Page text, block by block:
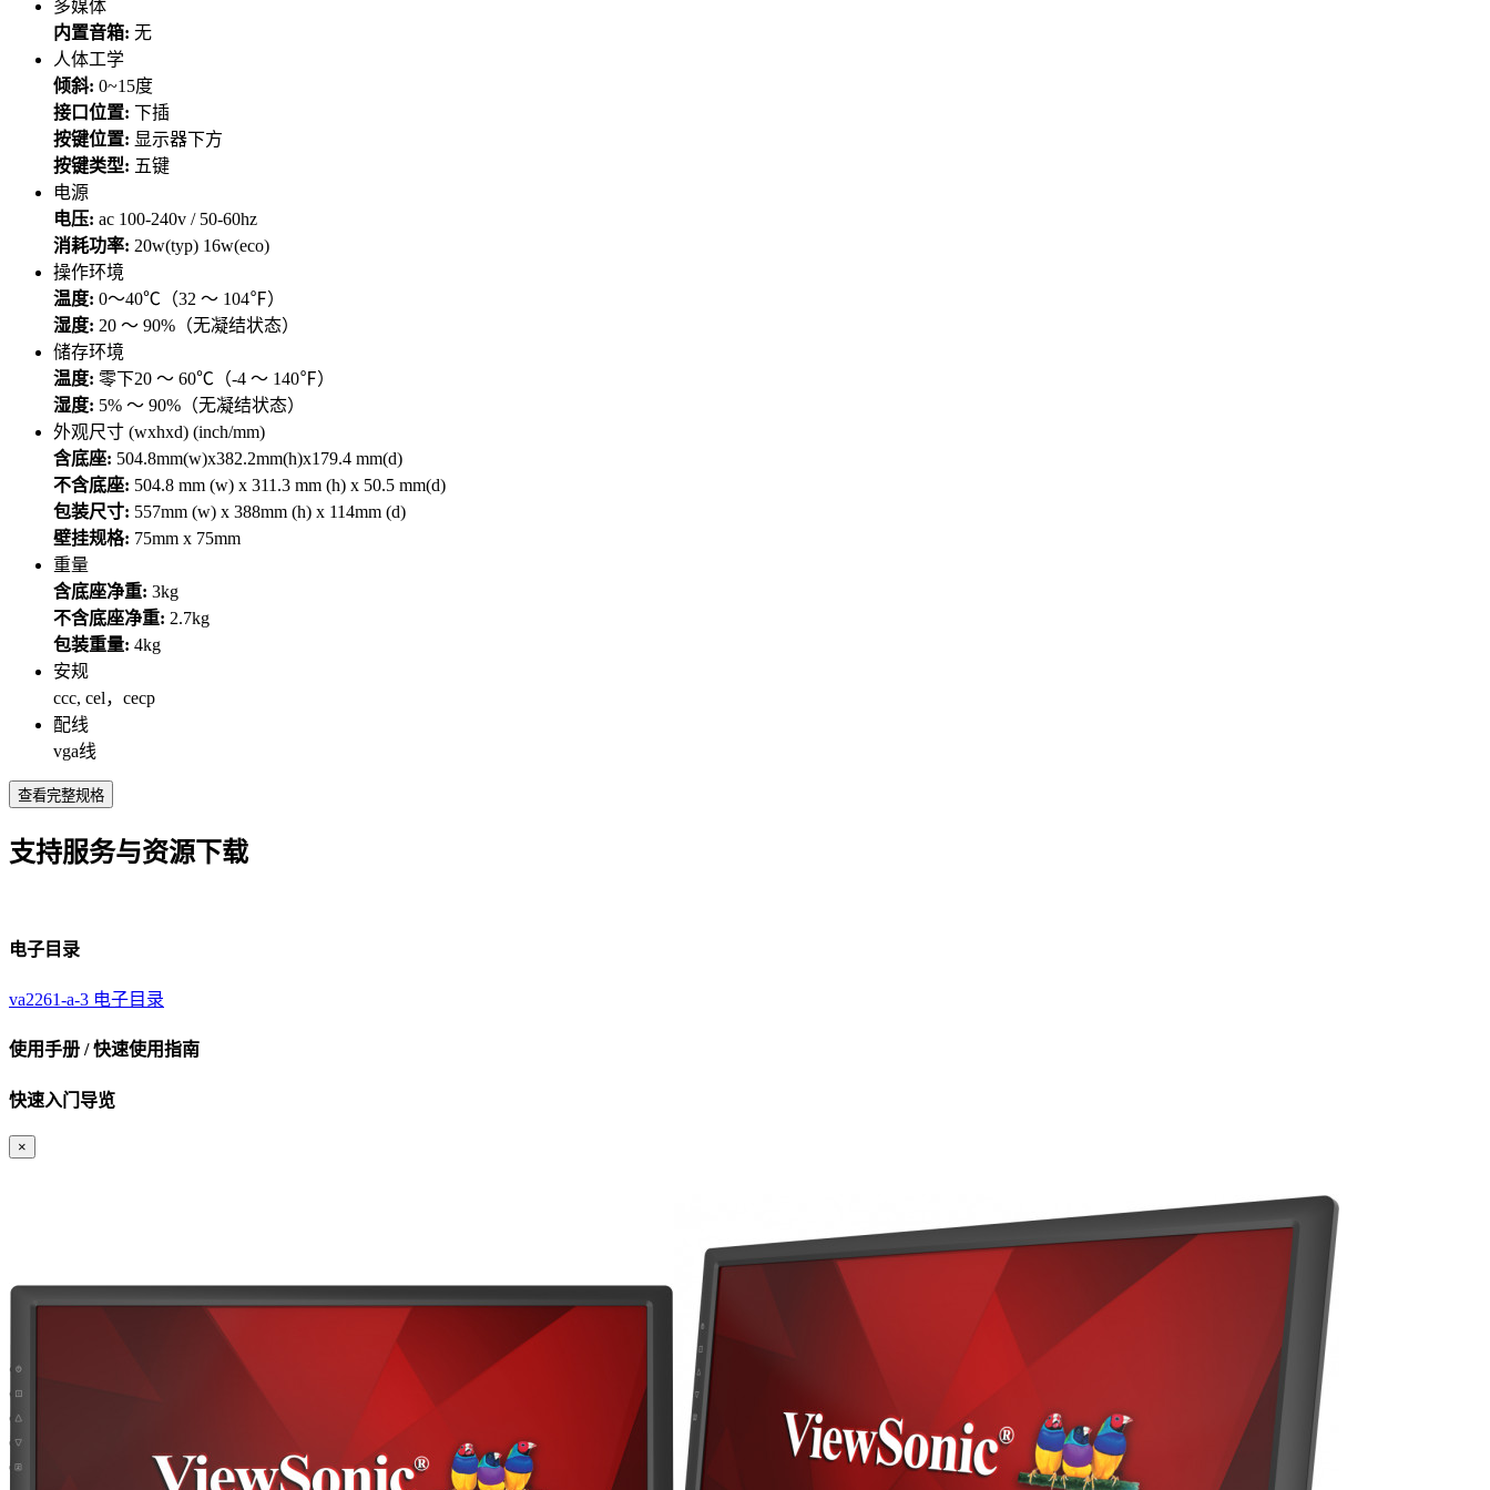
多媒体
内置音箱: 无
人体工学
倾斜: 0~15度
接口位置: 下插
按键位置: 显示器下方
按键类型: 五键
电源
电压: ac 100-240v / 50-60hz
消耗功率: 20w(typ) 16w(eco)
操作环境
温度: 0～40℃（32 ～ 104℉）
湿度: 20 ～ 90%（无凝结状态）
储存环境
温度: 零下20 ～ 60℃（-4 ～ 140℉）
湿度: 5% ～ 90%（无凝结状态）
外观尺寸 (wxhxd) (inch/mm)
含底座: 504.8mm(w)x382.2mm(h)x179.4 mm(d)
不含底座: 504.8 mm (w) x 311.3 mm (h) x 50.5 mm(d)
包装尺寸: 557mm (w) x 388mm (h) x 114mm (d)
壁挂规格: 75mm x 75mm
重量
含底座净重: 3kg
不含底座净重: 2.7kg
包装重量: 4kg
安规
ccc, cel，cecp
配线
vga线
查看完整规格
支持服务与资源下载
电子目录
va2261-a-3 电子目录
使用手册 / 快速使用指南
快速入门导览
×